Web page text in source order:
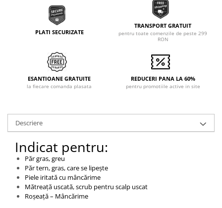
PLATI SECURIZATE
TRANSPORT GRATUIT
pentru toate comenzile de peste 299
RON
ESANTIOANE GRATUITE
la fiecare comanda plasata
REDUCERI PANA LA 60%
pentru promotiile active in site
Descriere
Indicat pentru:
Păr gras, greu
Păr tern, gras, care se lipește
Piele iritată cu mâncărime
Mătreață uscată, scrub pentru scalp uscat
Roșeață – Mâncărime